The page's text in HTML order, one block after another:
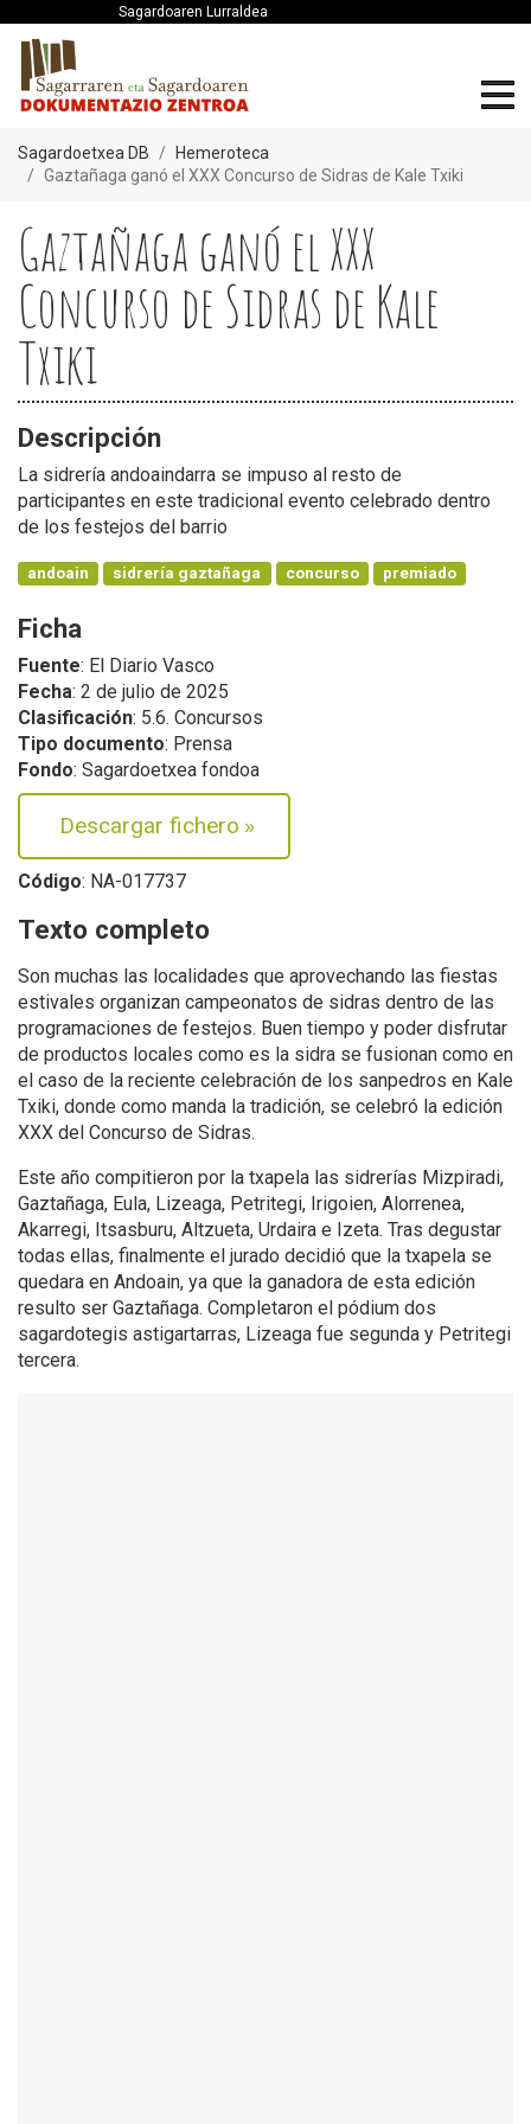
Sagardoaren Lurraldea
Sagardoetxea DB
Hemeroteca
Gaztañaga ganó el XXX Concurso de Sidras de Kale Txiki
Gaztañaga ganó el XXX
Concurso de Sidras de Kale
Txiki
Descripción
La sidrería andoaindarra se impuso al resto de
participantes en este tradicional evento celebrado dentro
de los festejos del barrio
andoain sidrería gaztañaga concurso premiado
Ficha
Fuente: El Diario Vasco
Fecha: 2 de julio de 2025
Clasificación: 5.6. Concursos
Tipo documento: Prensa
Fondo: Sagardoetxea fondoa
Descargar fichero »
Código: NA-017737
Texto completo
Son muchas las localidades que aprovechando las fiestas
estivales organizan campeonatos de sidras dentro de las
programaciones de festejos. Buen tiempo y poder disfrutar
de productos locales como es la sidra se fusionan como en
el caso de la reciente celebración de los sanpedros en Kale
Txiki, donde como manda la tradición, se celebró la edición
XXX del Concurso de Sidras.
Este año compitieron por la txapela las sidrerías Mizpiradi,
Gaztañaga, Eula, Lizeaga, Petritegi, Irigoien, Alorrenea,
Akarregi, Itsasburu, Altzueta, Urdaira e Izeta. Tras degustar
todas ellas, finalmente el jurado decidió que la txapela se
quedara en Andoain, ya que la ganadora de esta edición
resulto ser Gaztañaga. Completaron el pódium dos
sagardotegis astigartarras, Lizeaga fue segunda y Petritegi
tercera.